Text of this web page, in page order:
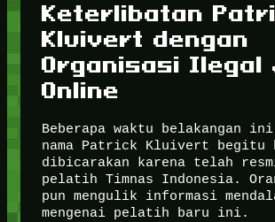
Keterlibatan
Kluivert dengan
Organisasi Ilegal
Online
Beberapa waktu belakangan ini
nama Patrick Kluivert begitu
dibicarakan karena telah
pelatih Timnas Indonesia.
pun mengulik informasi
mengenai pelatih baru ini.